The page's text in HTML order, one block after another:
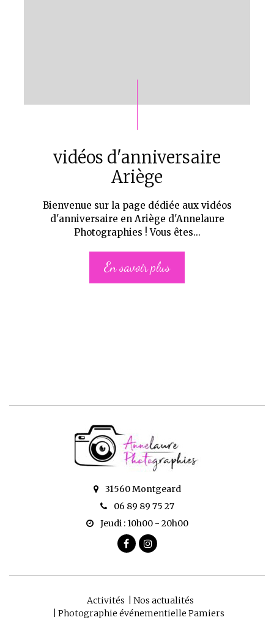
vidéos d'anniversaire
Ariège
Bienvenue sur la page dédiée aux vidéos
d'anniversaire en Ariège d'Annelaure
Photographies ! Vous êtes...
En savoir plus
31560 Montgeard
06 89 89 75 27
Jeudi : 10h00 - 20h00
Activités
Nos actualités
Photographie événementielle Pamiers